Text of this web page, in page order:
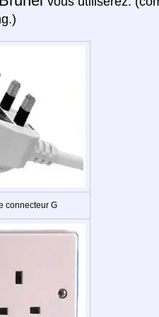
connecteur G